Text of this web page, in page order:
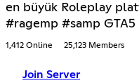
en büyük Roleplay
#ragemp #samp GTA5
1,412 Online 25,123 Members
Join Server